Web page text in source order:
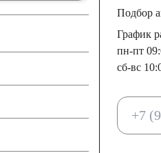
Подбор
График
пн-пт
сб-вс